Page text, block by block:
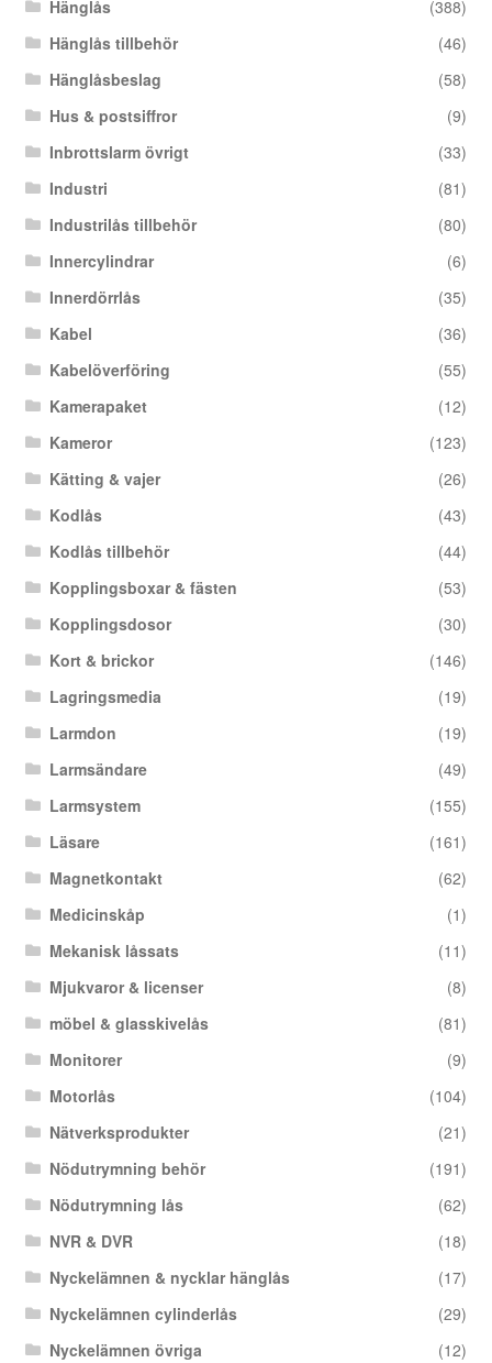
Hänglås
(388)
Hänglås tillbehör
(46)
Hänglåsbeslag
(58)
Hus & postsiffror
(9)
Inbrottslarm övrigt
(33)
Industri
(81)
Industrilås tillbehör
(80)
Innercylindrar
(6)
Innerdörrlås
(35)
Kabel
(36)
Kabelöverföring
(55)
Kamerapaket
(12)
Kameror
(123)
Kätting & vajer
(26)
Kodlås
(43)
Kodlås tillbehör
(44)
Kopplingsboxar & fästen
(53)
Kopplingsdosor
(30)
Kort & brickor
(146)
Lagringsmedia
(19)
Larmdon
(19)
Larmsändare
(49)
Larmsystem
(155)
Läsare
(161)
Magnetkontakt
(62)
Medicinskåp
(1)
Mekanisk låssats
(11)
Mjukvaror & licenser
(8)
möbel & glasskivelås
(81)
Monitorer
(9)
Motorlås
(104)
Nätverksprodukter
(21)
Nödutrymning behör
(191)
Nödutrymning lås
(62)
NVR & DVR
(18)
Nyckelämnen & nycklar hänglås
(17)
Nyckelämnen cylinderlås
(29)
Nyckelämnen övriga
(12)